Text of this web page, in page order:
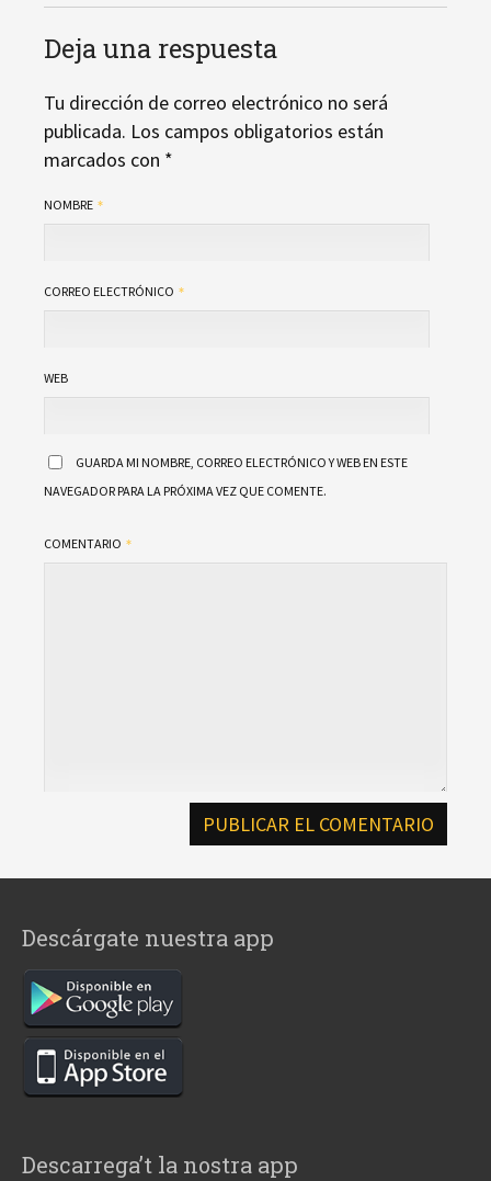
Deja una respuesta
Tu dirección de correo electrónico no será
publicada. Los campos obligatorios están
marcados con *
NOMBRE
CORREO ELECTRÓNICO
WEB
GUARDA MI NOMBRE, CORREO ELECTRÓNICO Y WEB EN ESTE
NAVEGADOR PARA LA PRÓXIMA VEZ QUE COMENTE.
COMENTARIO
Descárgate nuestra app
Descarrega’t la nostra app